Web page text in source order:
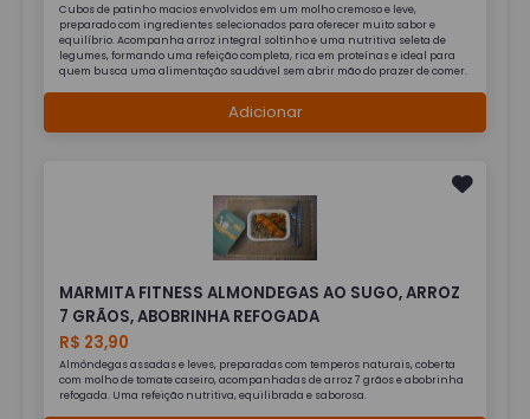
Cubos de patinho macios envolvidos em um molho cremoso e leve,
preparado com ingredientes selecionados para oferecer muito sabor e
equilíbrio. Acompanha arroz integral soltinho e uma nutritiva seleta de
legumes, formando uma refeição completa, rica em proteínas e ideal para
quem busca uma alimentação saudável sem abrir mão do prazer de comer.
Adicionar
MARMITA FITNESS ALMONDEGAS AO SUGO, ARROZ
7 GRÃOS, ABOBRINHA REFOGADA
R$ 23,90
Almôndegas assadas e leves, preparadas com temperos naturais, coberta
com molho de tomate caseiro, acompanhadas de arroz 7 grãos e abobrinha
refogada. Uma refeição nutritiva, equilibrada e saborosa.